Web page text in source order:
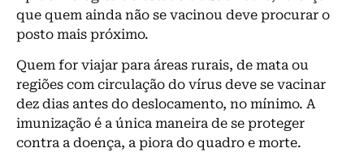
que quem ainda não se vacinou deve procurar o
posto mais próximo.
Quem for viajar para áreas rurais, de mata ou
regiões com circulação do vírus deve se vacinar
dez dias antes do deslocamento, no mínimo. A
imunização é a única maneira de se proteger
contra a doença, a piora do quadro e morte.